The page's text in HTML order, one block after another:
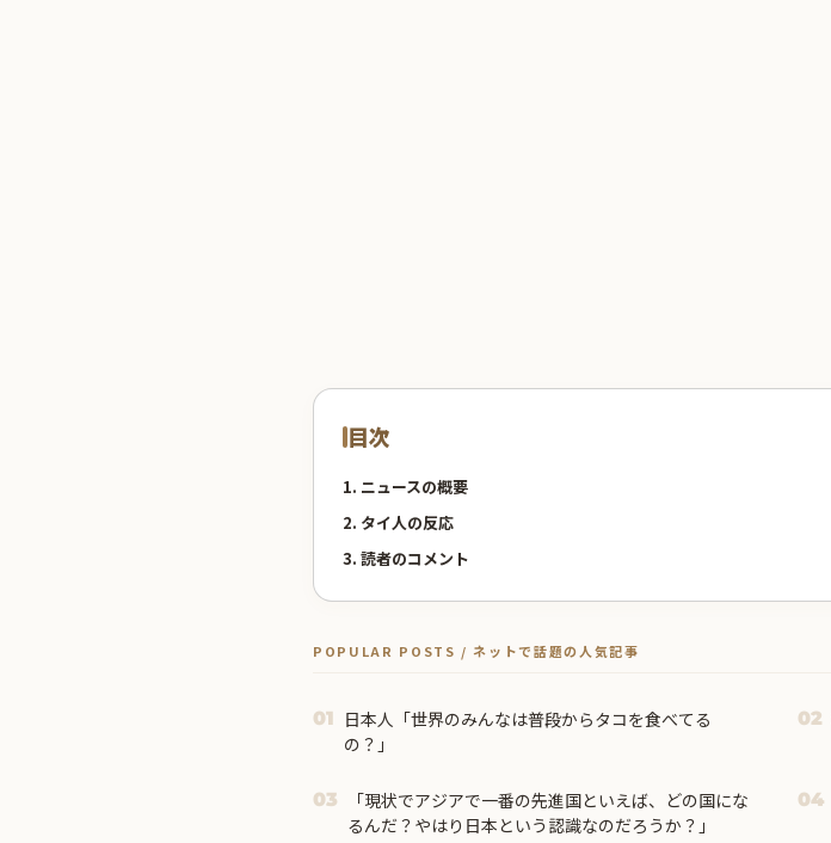
目次
1. ニュースの概要
2. タイ人の反応
3. 読者のコメント
POPULAR POSTS / ネットで話題の人気記事
01
日本人「世界のみんなは普段からタコを食べてる
の？」
02
03
「現状でアジアで一番の先進国といえば、どの国にな
るんだ？やはり日本という認識なのだろうか？」
04